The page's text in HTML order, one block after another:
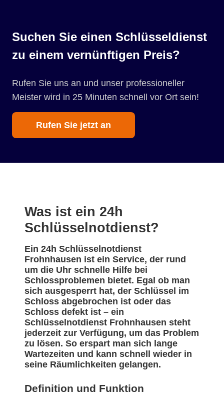
Suchen Sie einen Schlüsseldienst
zu einem vernünftigen Preis?
Rufen Sie uns an und unser professioneller
Meister wird in 25 Minuten schnell vor Ort sein!
Rufen Sie jetzt an
Was ist ein 24h
Schlüsselnotdienst?
Ein 24h Schlüsselnotdienst
Frohnhausen ist ein Service, der rund
um die Uhr schnelle Hilfe bei
Schlossproblemen bietet. Egal ob man
sich ausgesperrt hat, der Schlüssel im
Schloss abgebrochen ist oder das
Schloss defekt ist – ein
Schlüsselnotdienst Frohnhausen steht
jederzeit zur Verfügung, um das Problem
zu lösen. So erspart man sich lange
Wartezeiten und kann schnell wieder in
seine Räumlichkeiten gelangen.
Definition und Funktion